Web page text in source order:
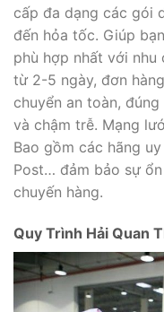
cấp đa dạng các gói
đến hỏa tốc. Giúp
phù hợp nhất với nhu
từ 2-5 ngày, đơn
chuyển an toàn,
và chậm trễ. Mạng
Bao gồm các hãng
Post… đảm bảo sự
chuyến hàng.
Quy Trình Hải Quan